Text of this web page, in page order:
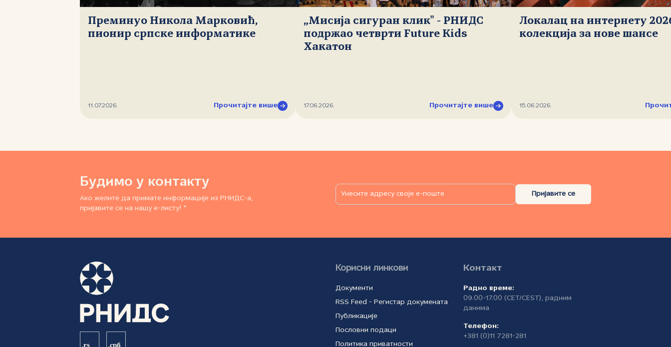
Преминуо Никола Марковић,
пионир српске информатике
11.07.2026. Прочитајте више
„Мисија сигуран клик" - РНИДС
подржао четврти Future Kids
Хакатон
17.06.2026. Прочитајте више
Локалац на интернету
колекција за нове шансе
15.06.2026.
Будимо у контакту
Ако желите да примате информације из РНИДС-а,
пријавите се на нашу е-листу! *
Пријавите се
Корисни линкови
Документи
RSS Feed - Регистар докумената
Публикације
Пословни подаци
Политика приватности
Контакт
Радно време:
09.00-17.00 (CET/CEST), радним
данима
Телефон:
+381 (0)11 7281-281